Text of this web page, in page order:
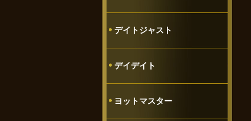
デイトジャスト
デイデイト
ヨットマスター